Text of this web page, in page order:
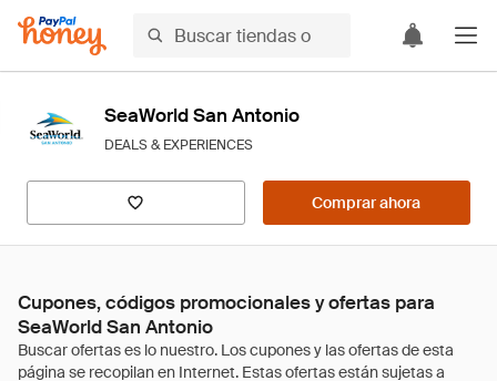
SeaWorld San Antonio
DEALS & EXPERIENCES
Comprar ahora
Cupones, códigos promocionales y ofertas para
SeaWorld San Antonio